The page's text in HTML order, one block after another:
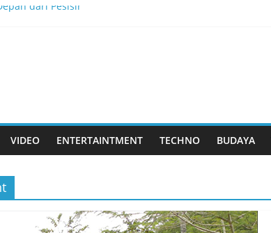
dari Pesisir
Menjadi Masa Depan
Dewata
yang Dicintai Banyak Orang
VIDEO ENTERTAINTMENT TECHNO BUDAYA